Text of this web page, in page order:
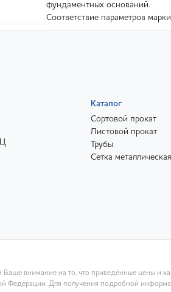
фундаментных оснований.
Соответствие параметров
Каталог
Сортовой прокат
Листовой прокат
Трубы
Сетка металлическая
внимание на то, что приведённые цены и
Федерации. Для получения подробной